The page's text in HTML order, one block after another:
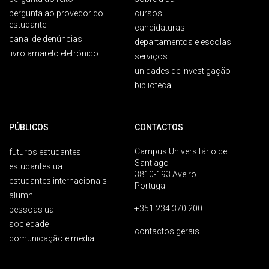
pergunta ao provedor do
estudante
canal de denúncias
livro amarelo eletrónico
cursos
candidaturas
departamentos e escolas
serviços
unidades de investigação
biblioteca
PÚBLICOS
futuros estudantes
estudantes ua
estudantes internacionais
alumni
pessoas ua
sociedade
comunicação e media
CONTACTOS
Campus Universitário de
Santiago
3810-193 Aveiro
Portugal
+351 234 370 200
contactos gerais